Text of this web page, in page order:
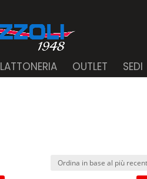
LATTONERIA OUTLET SEDI